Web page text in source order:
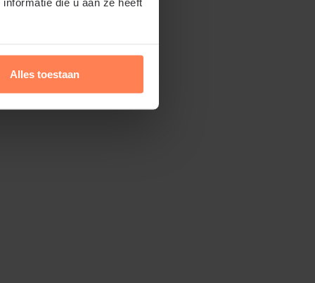
Alles toestaan
in pot leveren. Aanplanten in de
is dus altijd mogelijk, met